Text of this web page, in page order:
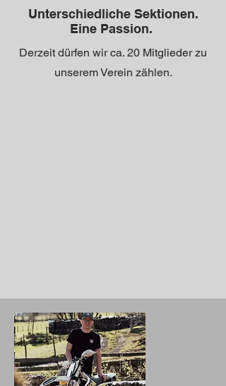
Unterschiedliche Sektionen.
Eine Passion.
Derzeit dürfen wir ca. 20 Mitglieder zu
unserem Verein zählen.